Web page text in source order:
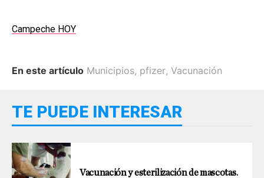
Campeche HOY
En este artículo Municipios, pfizer, Vacunación
TE PUEDE INTERESAR
Vacunación y esterilización de mascotas.